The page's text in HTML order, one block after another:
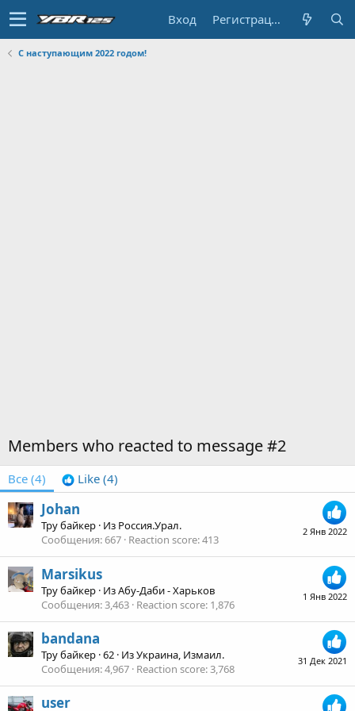
Вход Регистрация
С наступающим 2022 годом!
Members who reacted to message #2
Все (4) Like (4)
2 Янв 2022
Johan
Тру байкер · Из Россия.Урал.
Сообщения 667 Reaction score 413
1 Янв 2022
Marsikus
Тру байкер · ИзАбу-Даби - Харьков
Сообщения 3,463 Reaction score 1,876
31 Дек 2021
bandana
Тру байкер ·62 · ИзУкраина, Измаил.
Сообщения 4,967 Reaction score 3,768
user